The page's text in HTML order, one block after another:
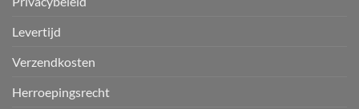
Levertijd
Verzendkosten
Herroepingsrecht